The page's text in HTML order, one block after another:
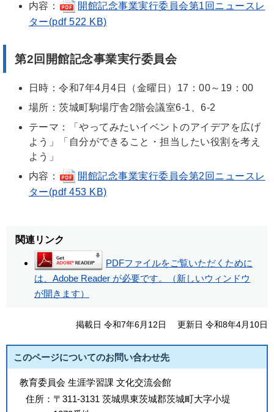
内容：
開館記念事業実行委員会第1回ニュースレ
ター(pdf 522 KB)
第2回開館記念事業実行委員会
日時：令和7年4月4日（金曜日）17：00～19：00
場所：茨城町駒場庁舎2階会議室6-1、6-2
テーマ：「やってみたいイベントのアイデアを広げ
よう」「自分ができること・担当したい役割を考え
よう」
内容：
開館記念事業実行委員会第2回ニュースレ
ター(pdf 453 KB)
関連リンク
PDFファイルをご覧いただくために
は、Adobe Reader が必要です。（新しいウィンドウ
が開きます）
掲載日 令和7年6月12日 更新日 令和8年4月10日
このページについてのお問い合わせ先
教育委員会 生涯学習課 文化交流会館
住所： 〒311-3131 茨城県東茨城郡茨城町大字小堤